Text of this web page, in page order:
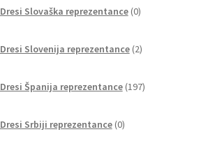
Dresi Slovaška reprezentance 0izdelkov
Dresi Slovenija reprezentance 2izdelka
Dresi Španija reprezentance 197izdelkov
Dresi Srbiji reprezentance 0izdelkov